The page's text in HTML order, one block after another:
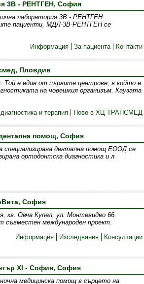
3В - РЕНТГЕН, София
лаборатория 3В - РЕНТГЕН.
пациенти, МДЛ-3В-РЕНТГЕН се
Информация
За пациента Контакти
Пловдив
е един от първите центрове, в който е
на човешкия организъм. Каузата
и терапия Ново в ХЦ ТРАНСМЕД
помощ, София
специализирана дентална помощ ЕООД се
ортодонтска диагностика и л
София
кв. Овча Купел, ул. Монтевидео 66.
съвместен международен проект.
Информация
Изследвания Консултации
XI - София, София
медицинска помощ в сърцето на